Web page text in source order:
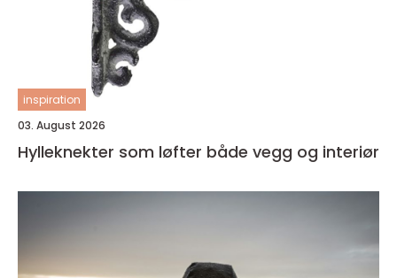
inspiration
03. August 2026
Hylleknekter som løfter både vegg og interiør